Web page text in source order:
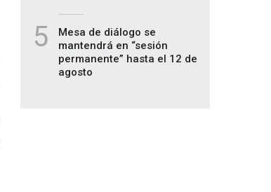
5
Mesa de diálogo se
mantendrá en “sesión
permanente” hasta el 12 de
agosto